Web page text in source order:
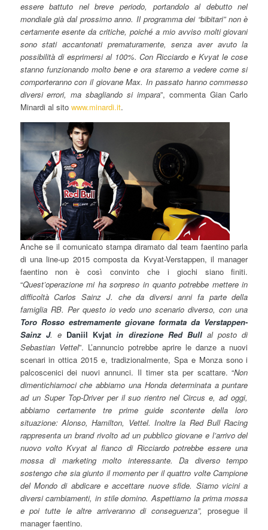
essere battuto nel breve periodo, portandolo al debutto nel
mondiale già dal prossimo anno. Il programma dei “bibitari” non è
certamente esente da critiche, poiché a mio avviso molti giovani
sono stati accantonati prematuramente, senza aver avuto la
possibilità di esprimersi al 100%. Con Ricciardo e Kvyat le cose
stanno funzionando molto bene e ora staremo a vedere come si
comporteranno con il giovane Max. In passato hanno commesso
diversi errori, ma sbagliando si impara”, commenta Gian Carlo
Minardi al sito www.minardi.it.
Anche se il comunicato stampa diramato dal team faentino parla
di una line-up 2015 composta da Kvyat-Verstappen, il manager
faentino non è così convinto che i giochi siano finiti.
“Quest’operazione mi ha sorpreso in quanto potrebbe mettere in
difficoltà Carlos Sainz J. che da diversi anni fa parte della
famiglia RB. Per questo io vedo uno scenario diverso, con una
Toro Rosso estremamente giovane formata da Verstappen-
Sainz J. e Daniil Kvjat in direzione Red Bullal posto di
Sebastian Vettel”. L’annuncio potrebbe aprire le danze a nuovi
scenari in ottica 2015 e, tradizionalmente, Spa e Monza sono i
palcoscenici dei nuovi annunci. Il timer sta per scattare. “Non
dimentichiamoci che abbiamo una Honda determinata a puntare
ad un Super Top-Driver per il suo rientro nel Circus e, ad oggi,
abbiamo certamente tre prime guide scontente della loro
situazione: Alonso, Hamilton, Vettel. Inoltre la Red Bull Racing
rappresenta un brand rivolto ad un pubblico giovane e l’arrivo del
nuovo volto Kvyat al fianco di Ricciardo potrebbe essere una
mossa di marketing molto interessante. Da diverso tempo
sostengo che sia giunto il momento per il quattro volte Campione
del Mondo di abdicare e accettare nuove sfide. Siamo vicini a
diversi cambiamenti, in stile domino. Aspettiamo la prima mossa
e poi tutte le altre arriveranno di conseguenza”, prosegue il
manager faentino.